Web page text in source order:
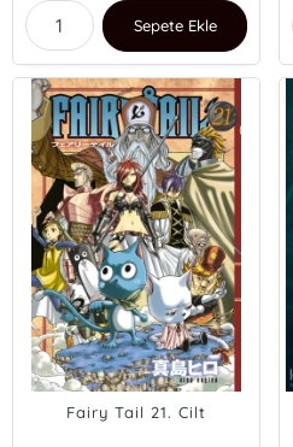
Sepete Ekle
Fairy Tail 21. Cilt